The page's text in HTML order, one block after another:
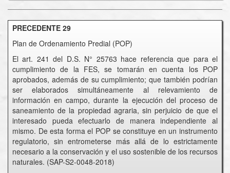
PRECEDENTE 29
Plan de Ordenamiento Predial (POP)
El art. 241 del D.S. N° 25763 hace referencia que para el
cumplimiento de la FES, se tomarán en cuenta los POP
aprobados, además de su cumplimiento; que también podrían
ser elaborados simultáneamente al relevamiento de
información en campo, durante la ejecución del proceso de
saneamiento de la propiedad agraria, sin perjuicio de que el
interesado pueda efectuarlo de manera independiente al
mismo. De esta forma el POP se constituye en un instrumento
regulatorio, sin entrometerse más allá de lo estrictamente
necesario a la conservación y el uso sostenible de los recursos
naturales. (SAP-S2-0048-2018)